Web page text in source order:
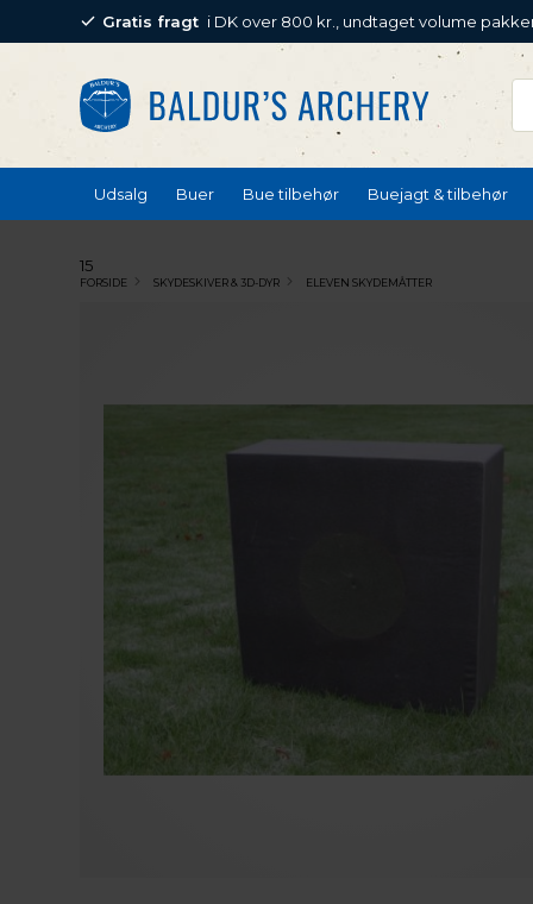
Gratis fragt i DK over 800 kr., undtaget volume
Udsalg Buer Bue tilbehør Buejagt & tilbehør
15
FORSIDE SKYDESKIVER & 3D-DYR ELEVEN SKYDEMÅTTER